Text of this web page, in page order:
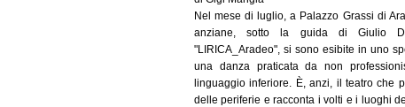
Nel mese di luglio, a Palazzo Grassi di
anziane, sotto la guida di Giulio
"LIRICA_Aradeo", si sono esibite in uno
una danza praticata da non
linguaggio inferiore. È, anzi, il teatro che
delle periferie e racconta i volti e i luoghi